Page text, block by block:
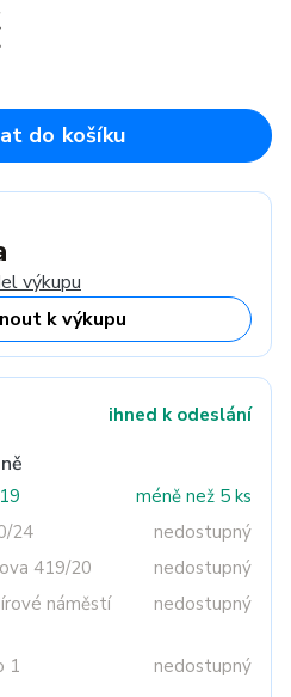
do košíku
výkupu
k výkupu
ihned k odeslání
méně než 5 ks
24
nedostupný
419/20
nedostupný
náměstí
nedostupný
1 nedostupný